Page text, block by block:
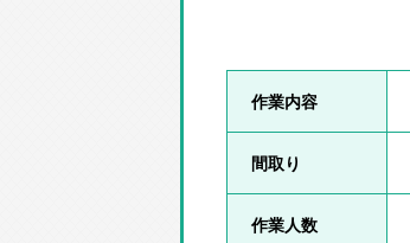
作業内容
間取り
作業人数